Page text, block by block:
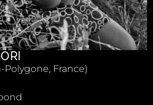
France)